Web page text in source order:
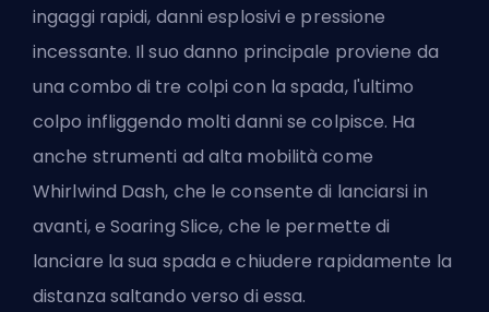
ingaggi rapidi, danni esplosivi e pressione
incessante. Il suo danno principale proviene da
una combo di tre colpi con la spada, l'ultimo
colpo infliggendo molti danni se colpisce. Ha
anche strumenti ad alta mobilità come
Whirlwind Dash, che le consente di lanciarsi in
avanti, e Soaring Slice, che le permette di
lanciare la sua spada e chiudere rapidamente la
distanza saltando verso di essa.